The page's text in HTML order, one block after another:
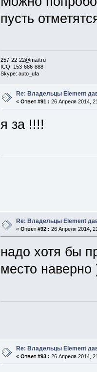
пусть
257-22-22@mail.ru
ICQ: 153-686-888
Skype: auto_ufa
Re: Владельцы Element
«Ответ #91 : 26 Апреля 2014,
я за !!!!
Re: Владельцы Element
«Ответ #92 : 26 Апреля 2014,
надо хотя бы
место наверно
Re: Владельцы Element
«Ответ #93 : 26 Апреля 2014,